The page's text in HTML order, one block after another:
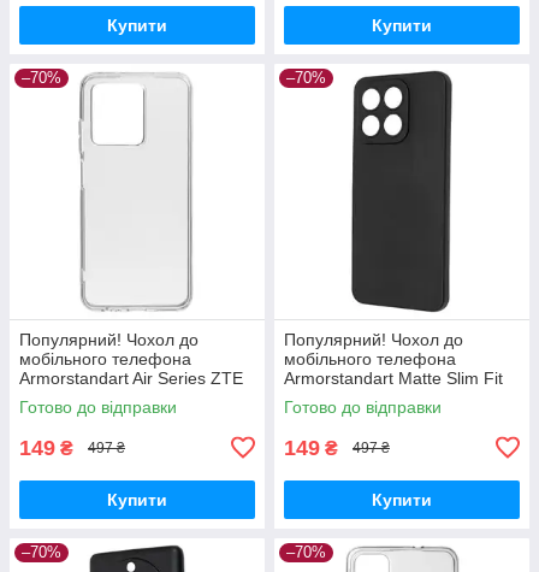
Купити Купити
–70%
Популярний! Чохол до
мобільного телефона
Armorstandart Air Series ZTE
Blade V30 Transparent
(ARM59796) - Краща якість
Готово до відправки
149 ₴ 497 ₴
Купити
–70%
Популярний! Чохол до
мобільного телефона
Armorstandart Matte Slim Fit
Honor X8a Camera cover
Black (ARM69397) - Краща
Готово до відправки
149 ₴ 497 ₴
Купити
–70% –70%